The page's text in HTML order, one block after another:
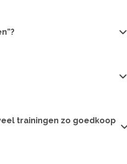
trainingen zo goedkoop